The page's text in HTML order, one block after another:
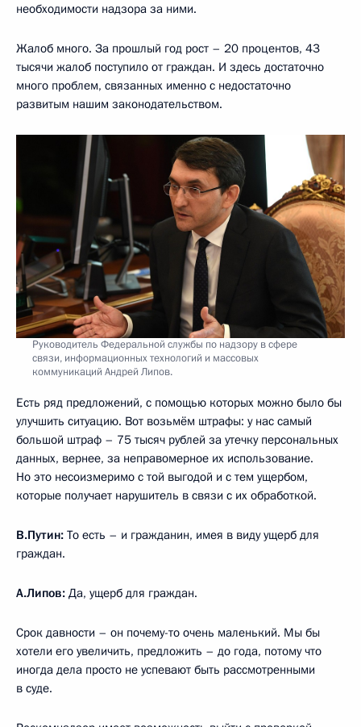
необходимости надзора за ними.
Жалоб много. За прошлый год рост – 20 процентов, 43
тысячи жалоб поступило от граждан. И здесь достаточно
много проблем, связанных именно с недостаточно
развитым нашим законодательством.
Руководитель Федеральной службы по надзору в сфере
связи, информационных технологий и массовых
коммуникаций Андрей Липов.
Есть ряд предложений, с помощью которых можно было бы
улучшить ситуацию. Вот возьмём штрафы: у нас самый
большой штраф – 75 тысяч рублей за утечку персональных
данных, вернее, за неправомерное их использование.
Но это несоизмеримо с той выгодой и с тем ущербом,
которые получает нарушитель в связи с их обработкой.
В.Путин: То есть – и гражданин, имея в виду ущерб для
граждан.
А.Липов: Да, ущерб для граждан.
Срок давности – он почему-то очень маленький. Мы бы
хотели его увеличить, предложить – до года, потому что
иногда дела просто не успевают быть рассмотренными
в суде.